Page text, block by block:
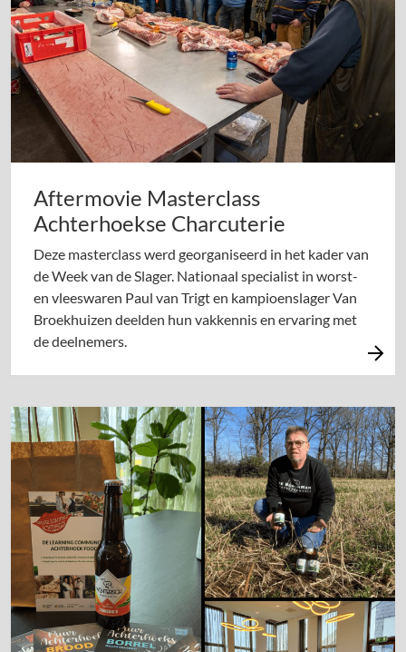
Aftermovie Masterclass
Achterhoekse Charcuterie
Deze masterclass werd georganiseerd in het kader van
de Week van de Slager. Nationaal specialist in worst-
en vleeswaren Paul van Trigt en kampioenslager Van
Broekhuizen deelden hun vakkennis en ervaring met
de deelnemers.